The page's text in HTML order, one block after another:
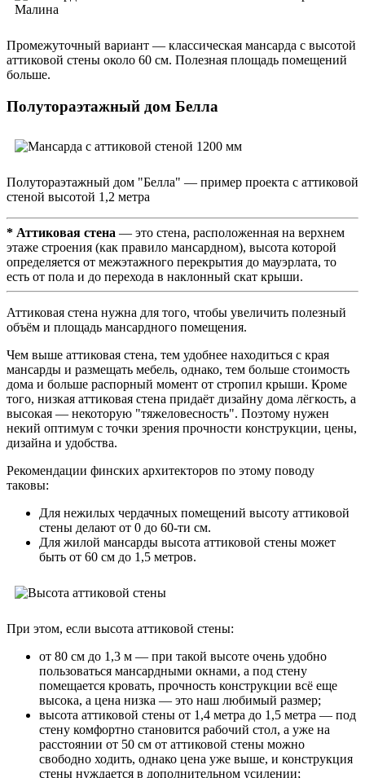
Промежуточный вариант — классическая мансарда с высотой
аттиковой стены около 60 см. Полезная площадь помещений
больше.
Полутораэтажный дом Белла
Полутораэтажный дом "Белла" — пример проекта с аттиковой
стеной высотой 1,2 метра
* Аттиковая стена — это стена, расположенная на верхнем
этаже строения (как правило мансардном), высота которой
определяется от межэтажного перекрытия до мауэрлата, то
есть от пола и до перехода в наклонный скат крыши.
Аттиковая стена нужна для того, чтобы увеличить полезный
объём и площадь мансардного помещения.
Чем выше аттиковая стена, тем удобнее находиться с края
мансарды и размещать мебель, однако, тем больше стоимость
дома и больше распорный момент от стропил крыши. Кроме
того, низкая аттиковая стена придаёт дизайну дома лёгкость, а
высокая — некоторую "тяжеловесность". Поэтому нужен
некий оптимум с точки зрения прочности конструкции, цены,
дизайна и удобства.
Рекомендации финских архитекторов по этому поводу
таковы:
Для нежилых чердачных помещений высоту аттиковой
стены делают от 0 до 60-ти см.
Для жилой мансарды высота аттиковой стены может
быть от 60 см до 1,5 метров.
При этом, если высота аттиковой стены:
от 80 см до 1,3 м — при такой высоте очень удобно
пользоваться мансардными окнами, а под стену
помещается кровать, прочность конструкции всё еще
высока, а цена низка — это наш любимый размер;
высота аттиковой стены от 1,4 метра до 1,5 метра — под
стену комфортно становится рабочий стол, а уже на
расстоянии от 50 см от аттиковой стены можно
свободно ходить, однако цена уже выше, и конструкция
стены нуждается в дополнительном усилении;